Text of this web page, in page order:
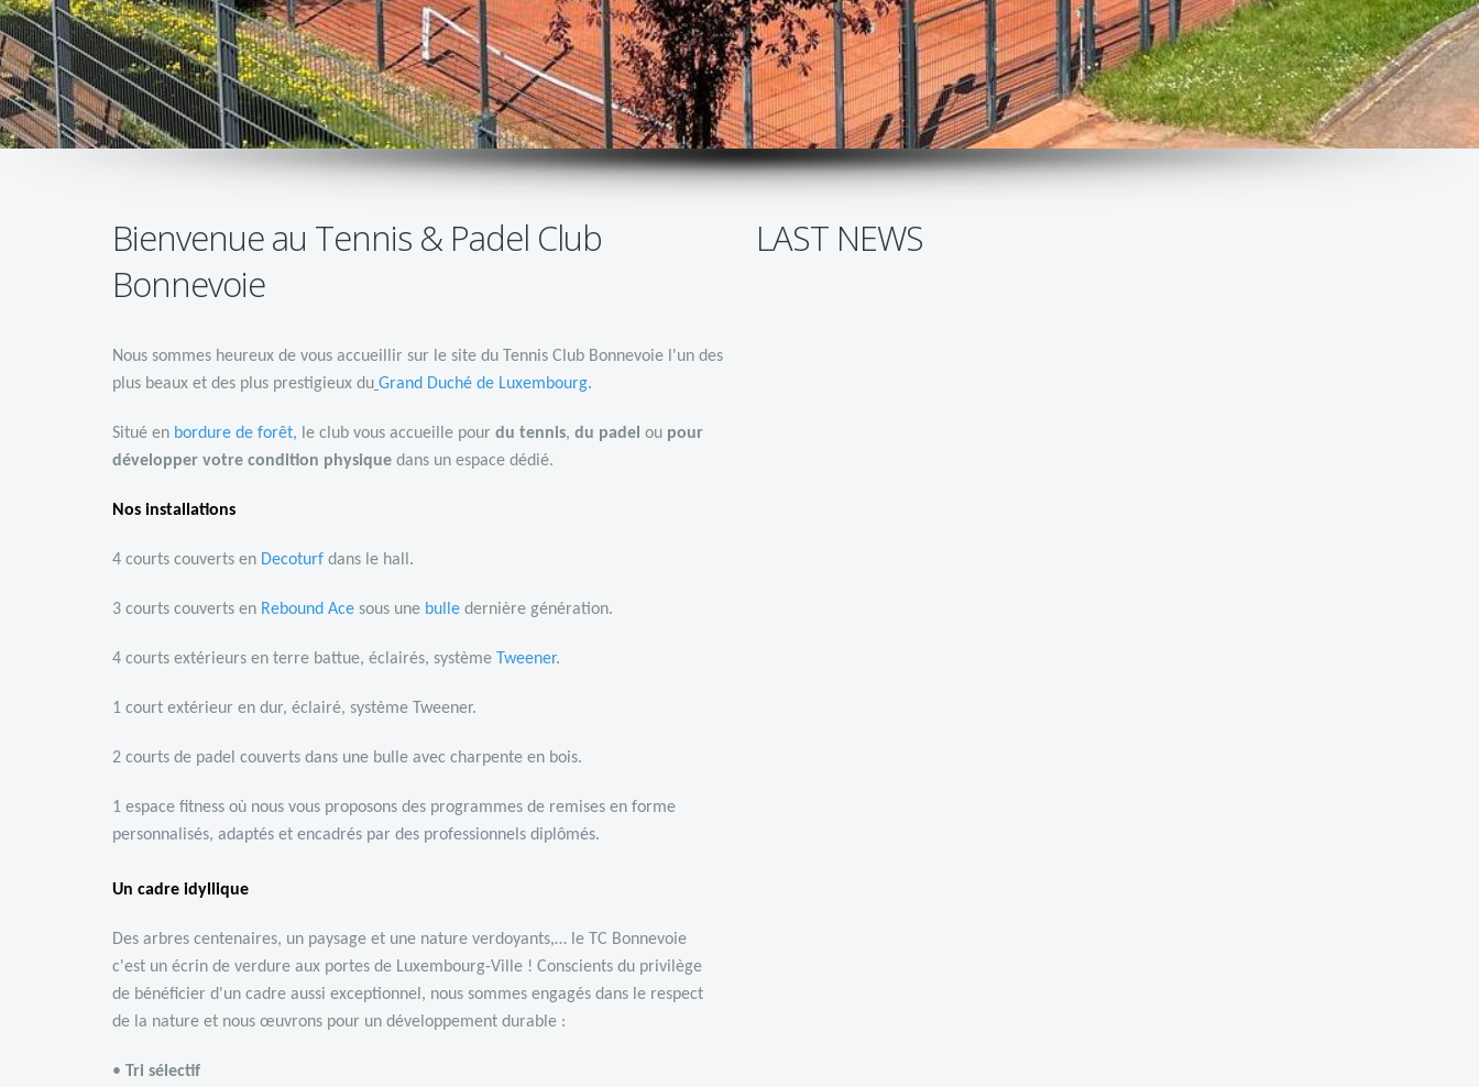
Bienvenue au Tennis & Padel Club
Bonnevoie
Nous sommes heureux de vous accueillir sur le site du Tennis Club Bonnevoie l'un des
plus beaux et des plus prestigieux du Grand Duché de Luxembourg.
Situé en bordure de forêt, le club vous accueille pour du tennis, du padel ou pour
développer votre condition physique dans un espace dédié.
Nos installations
4 courts couverts en Decoturf dans le hall.
3 courts couverts en Rebound Ace sous une bulle dernière génération.
4 courts extérieurs en terre battue, éclairés, système weener.
1 court extérieur en dur, éclairé, système Tweener.
2 courts de padel couverts dans une bulle avec charpente en bois.
1 espace fitness où nous vous proposons des programmes de remises en forme
personnalisés, adaptés et encadrés par des professionnels diplômés.
Un cadre idyllique
Des arbres centenaires, un paysage et une nature verdoyants,… le TC Bonnevoie
c'est un écrin de verdure aux portes de Luxembourg-Ville ! Conscients du privilège
de bénéficier d'un cadre aussi exceptionnel, nous sommes engagés dans le respect
de la nature et nous œuvrons pour un développement durable :
• Tri sélectif
LAST NEWS